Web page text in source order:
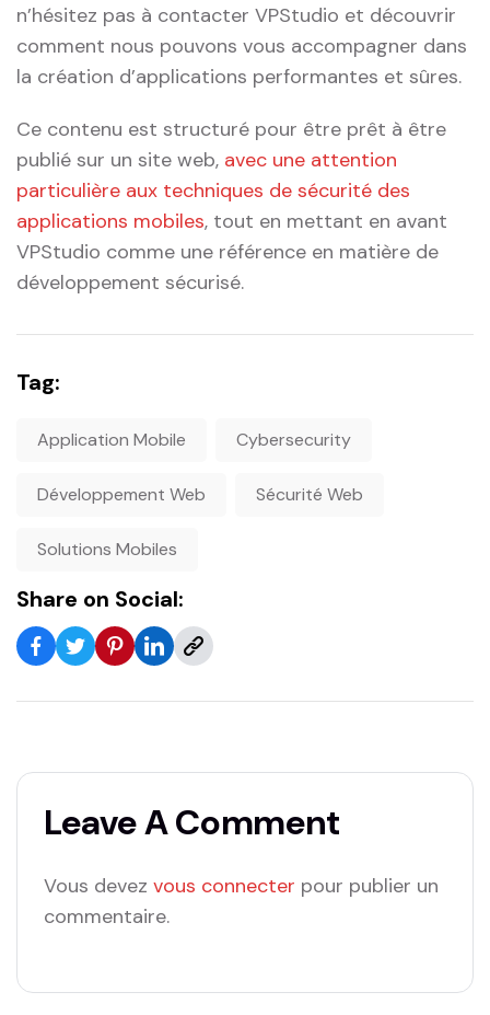
n’hésitez pas à contacter VPStudio et‍ découvrir
comment nous pouvons vous accompagner dans
la création d’applications performantes et sûres.
Ce contenu est structuré pour être prêt à être⁢
publié sur ⁤un site web, avec ⁢une attention
particulière ‍aux ‌techniques de sécurité⁣ des
applications mobiles, tout en mettant en avant
VPStudio comme une référence en matière de
développement sécurisé.
Tag:
Application Mobile Cybersecurity
Développement Web Sécurité Web
Solutions Mobiles
Share on Social:
Leave A Comment
Vous devez vous connecter pour publier un
commentaire.